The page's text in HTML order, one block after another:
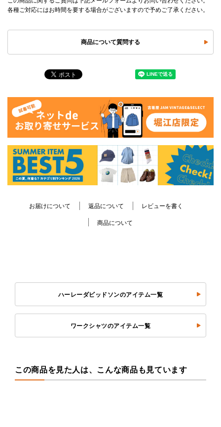
各種ご対応にはお時間を要する場合がございますので予めご了承ください。
商品について質問する
お届けについて 返品について レビューを書く
商品について
ハーレーダビッドソンのアイテム一覧
ワークシャツのアイテム一覧
この商品を見た人は、こんな商品も見ています